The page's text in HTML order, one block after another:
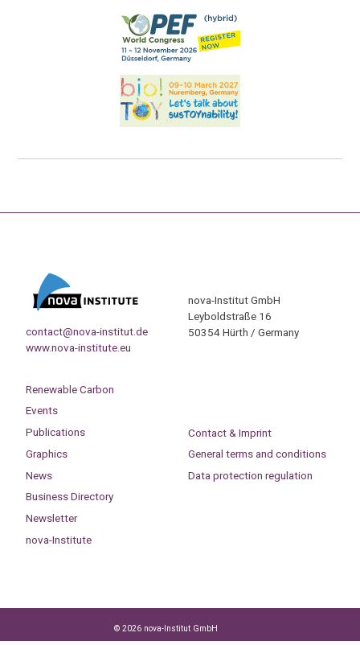
contact@nova-institut.de
www.nova-institute.eu
nova-Institut GmbH
Leyboldstraße 16
50354 Hürth / Germany
Renewable Carbon
Events
Publications
Graphics
News
Business Directory
Newsletter
nova-Institute
Contact & Imprint
General terms and conditions
Data protection regulation
© 2026 nova-Institut GmbH